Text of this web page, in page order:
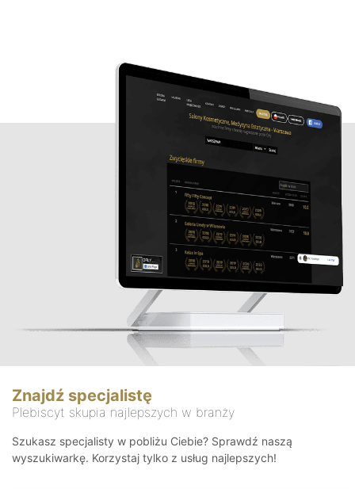
Znajdź specjalistę
Plebiscyt skupia najlepszych w branży
Szukasz specjalisty w pobliżu Ciebie? Sprawdź naszą
wyszukiwarkę. Korzystaj tylko z usług najlepszych!